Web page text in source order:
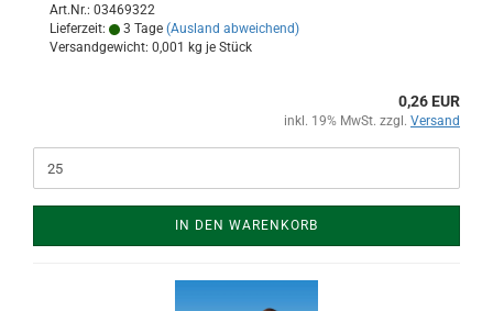
Art.Nr.: 03469322
Lieferzeit:
3 Tage (Ausland abweichend)
Versandgewicht: 0,001 kg je Stück
0,26 EUR
inkl. 19% MwSt. zzgl. Versand
IN DEN WARENKORB